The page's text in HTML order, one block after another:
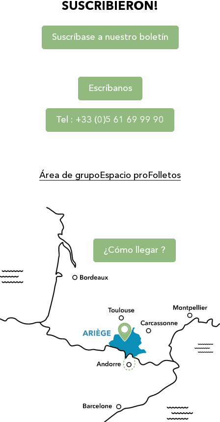
SUSCRIBIERON!
Suscríbase a nuestro boletín
Escríbanos
Tel : +33 (0)5 61 69 99 90
Área de grupo Espacio pro Folletos
¿Cómo llegar ?